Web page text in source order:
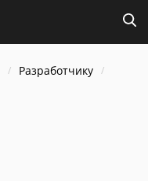
Разработчику